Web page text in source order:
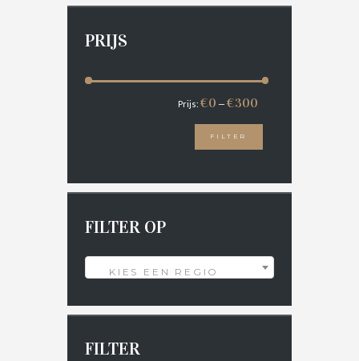
PRIJS
FILTER
Prijs:€0 —€300
FILTER OP
KIES EEN REGIO
FILTER